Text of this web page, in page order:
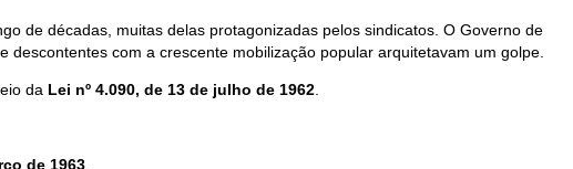
de décadas, muitas delas protagonizadas pelos sindicatos. O Governo de
com a crescente mobilização popular arquitetavam um golpe.
da Lei nº 4.090, de 13 de julho de 1962.
de 1963.